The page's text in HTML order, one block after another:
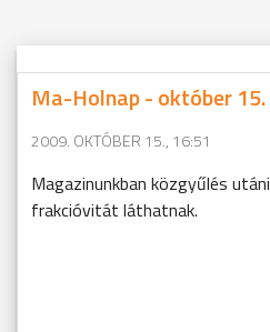
Ma-Holnap - október 15.
2009. OKTÓBER 15., 16:51
Magazinunkban közgyűlés utáni
frakcióvitát láthatnak.